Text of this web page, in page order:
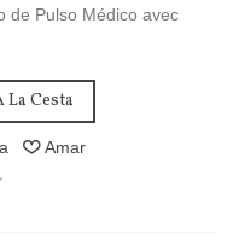
de Pulso Médico avec
Cesta
Amar